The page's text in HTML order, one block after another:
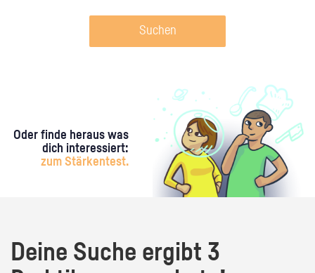
Suchen
Oder finde heraus was
dich interessiert:
zum Stärkentest.
Deine Suche ergibt 3